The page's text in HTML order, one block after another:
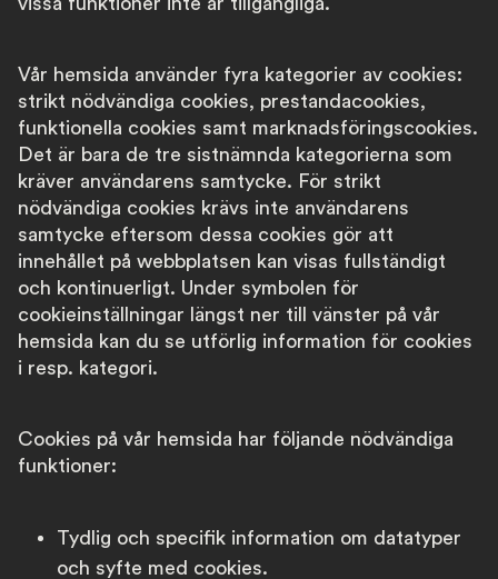
Vår hemsida använder fyra kategorier av cookies:
strikt nödvändiga cookies, prestandacookies,
funktionella cookies samt marknadsföringscookies.
Det är bara de tre sistnämnda kategorierna som
kräver användarens samtycke. För strikt
nödvändiga cookies krävs inte användarens
samtycke eftersom dessa cookies gör att
innehållet på webbplatsen kan visas fullständigt
och kontinuerligt. Under symbolen för
cookieinställningar längst ner till vänster på vår
hemsida kan du se utförlig information för cookies
i resp. kategori.
Cookies på vår hemsida har följande nödvändiga
funktioner:
Tydlig och specifik information om datatyper
och syfte med cookies.